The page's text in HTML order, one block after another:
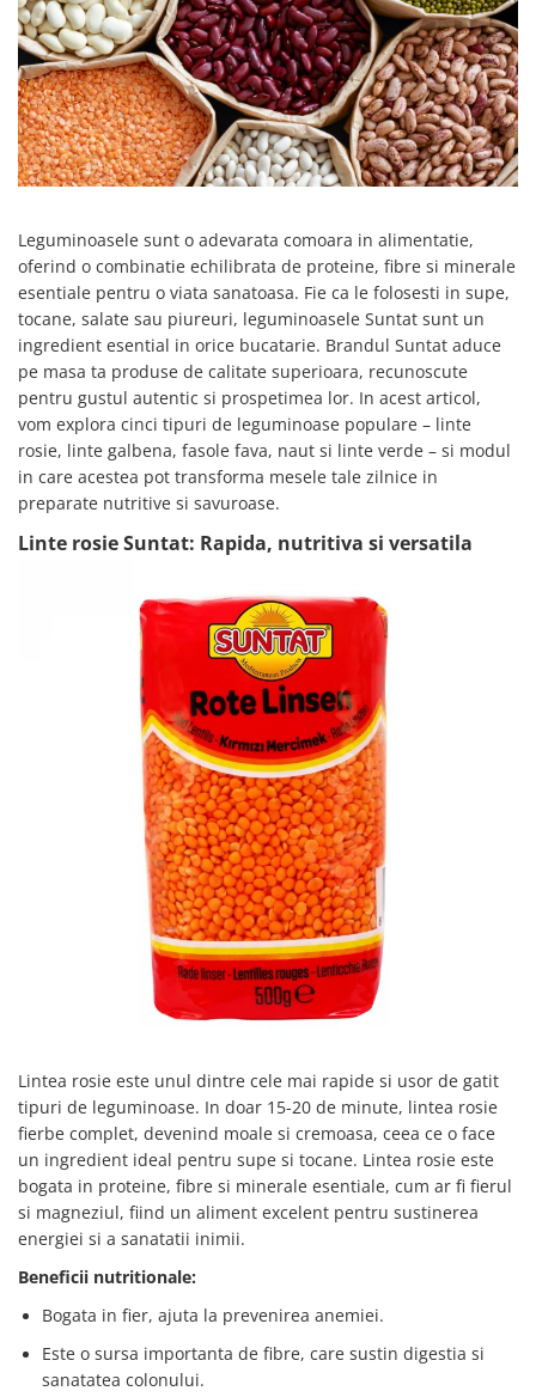
Condimente turcesti
Ghimbir murat la borcan
Alge Nori
Supa miso
Leguminoasele sunt o adevarata comoara in alimentatie,
oferind o combinatie echilibrata de proteine, fibre si minerale
esentiale pentru o viata sanatoasa. Fie ca le folosesti in supe,
tocane, salate sau piureuri, leguminoasele Suntat sunt un
ingredient esential in orice bucatarie. Brandul Suntat aduce
pe masa ta produse de calitate superioara, recunoscute
pentru gustul autentic si prospetimea lor. In acest articol,
vom explora cinci tipuri de leguminoase populare – linte
rosie, linte galbena, fasole fava, naut si linte verde – si modul
in care acestea pot transforma mesele tale zilnice in
preparate nutritive si savuroase.
Linte rosie Suntat: Rapida, nutritiva si versatila
Lintea rosie este unul dintre cele mai rapide si usor de gatit
tipuri de leguminoase. In doar 15-20 de minute, lintea rosie
fierbe complet, devenind moale si cremoasa, ceea ce o face
un ingredient ideal pentru supe si tocane. Lintea rosie este
bogata in proteine, fibre si minerale esentiale, cum ar fi fierul
si magneziul, fiind un aliment excelent pentru sustinerea
energiei si a sanatatii inimii.
Beneficii nutritionale:
Bogata in fier, ajuta la prevenirea anemiei.
Este o sursa importanta de fibre, care sustin digestia si
sanatatea colonului.